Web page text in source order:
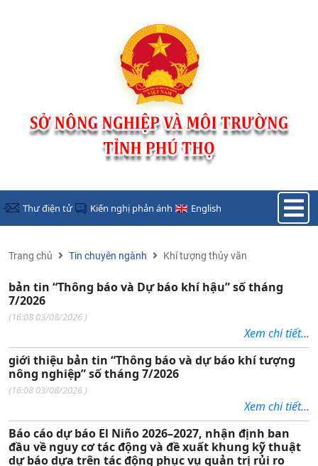
Thư điện tử Kiến nghị phản ánh English
Trang chủ Tin chuyên ngành Khí tượng thủy văn
bản tin “Thông báo và Dự báo khí hậu” số tháng
7/2026
(16:08 03/08/2026 )
Xem chi tiết...
giới thiệu bản tin “Thông báo và dự báo khí tượng
nông nghiệp” số tháng 7/2026
(16:08 03/08/2026 )
Xem chi tiết...
Báo cáo dự báo El Niño 2026–2027, nhận định ban
đầu về nguy cơ tác động và đề xuất khung kỹ thuật
dự báo dựa trên tác động phục vụ quản trị rủi ro